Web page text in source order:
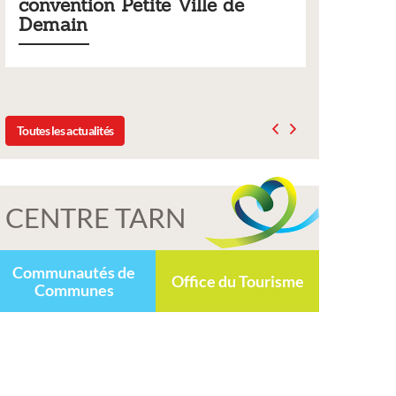
de
municipaux
Toutes les actualités
CENTRE TARN
Communautés de
Communes
Office du Tourisme